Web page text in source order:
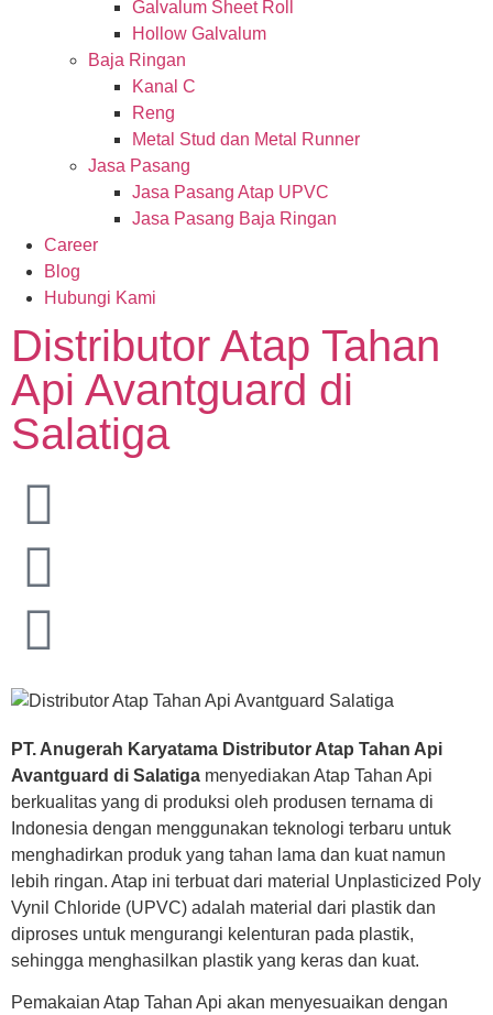
Galvalum Sheet Roll
Hollow Galvalum
Baja Ringan
Kanal C
Reng
Metal Stud dan Metal Runner
Jasa Pasang
Jasa Pasang Atap UPVC
Jasa Pasang Baja Ringan
Career
Blog
Hubungi Kami
Distributor Atap Tahan
Api Avantguard di
Salatiga
PT. Anugerah Karyatama Distributor Atap Tahan Api
Avantguard di Salatiga menyediakan Atap Tahan Api
berkualitas yang di produksi oleh produsen ternama di
Indonesia dengan menggunakan teknologi terbaru untuk
menghadirkan produk yang tahan lama dan kuat namun
lebih ringan. Atap ini terbuat dari material Unplasticized Poly
Vynil Chloride (UPVC) adalah material dari plastik dan
diproses untuk mengurangi kelenturan pada plastik,
sehingga menghasilkan plastik yang keras dan kuat.
Pemakaian Atap Tahan Api akan menyesuaikan dengan